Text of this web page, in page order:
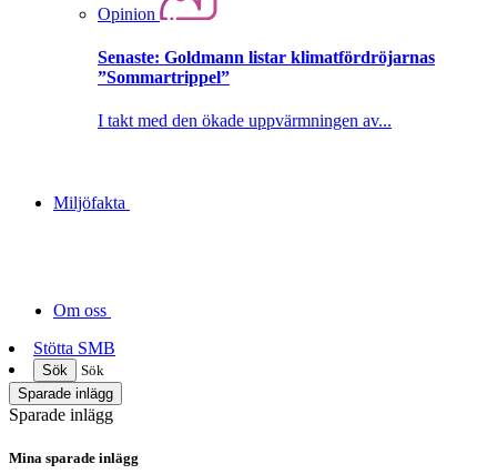
Opinion
Senaste: Goldmann listar klimatfördröjarnas
”Sommartrippel”
I takt med den ökade uppvärmningen av...
Miljöfakta
Om oss
Stötta SMB
Sök
Sök
Sparade inlägg
Sparade inlägg
Mina sparade inlägg